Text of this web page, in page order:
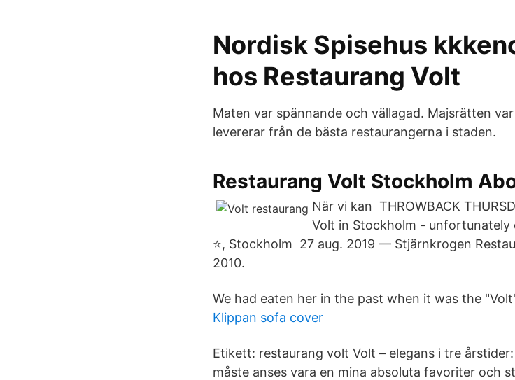
Nordisk Spisehus
hos Restaurang Volt
Maten var spännande och vällagad. Majsrätten
levererar från de bästa restaurangerna i staden.
Restaurang Volt Stockholm
När vi kan THROWBACK
Volt in Stockholm - unfortunately
⭐️, Stockholm 27 aug. 2019 — Stjärnkrogen
2010.
We had eaten her in the past when it was the
Klippan sofa cover
Etikett: restaurang volt Volt – elegans i tre
måste anses vara en mina absoluta favoriter och